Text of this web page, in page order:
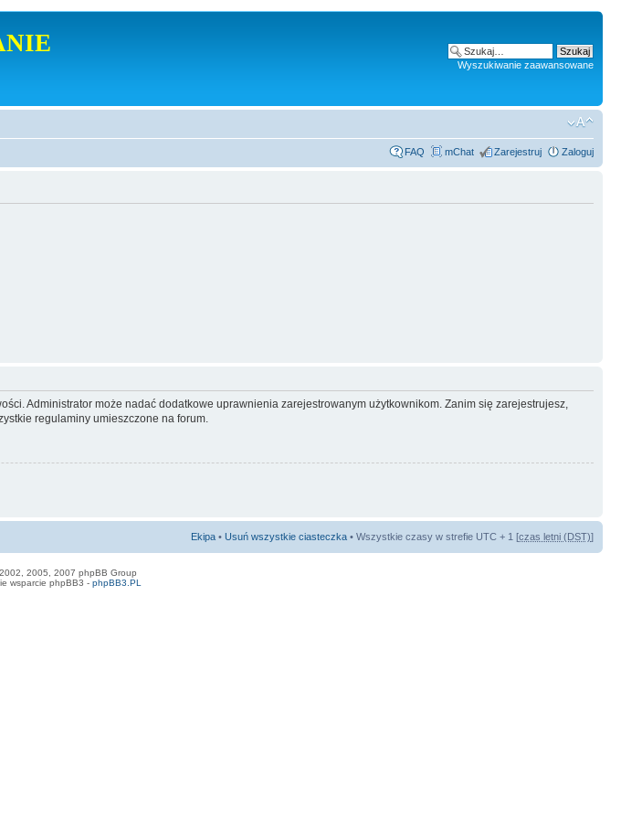
Wyszukiwanie zaawansowane
FAQ mChat Zarejestruj Zaloguj
Administrator może nadać dodatkowe uprawnienia zarejestrowanym użytkownikom. Zanim się zarejestrujesz,
regulaminy umieszczone na forum.
Ekipa • Usuń wszystkie ciasteczka • Wszystkie czasy w strefie UTC + 1 [czas letni (DST)]
2005, 2007 phpBB Group
wsparcie phpBB3 - phpBB3.PL